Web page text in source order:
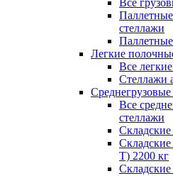
Все
стеллажи
Легкие
Все
Стеллажи
Все
стеллажи
Складские
Т) 2200 кг